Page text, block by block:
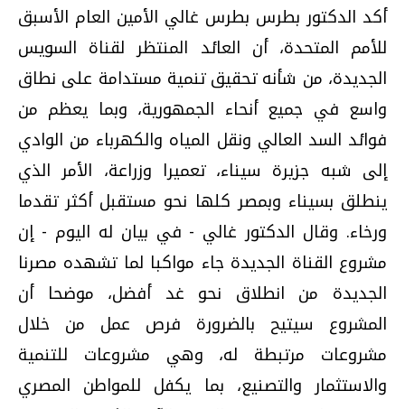
أكد الدكتور بطرس بطرس غالي الأمين العام الأسبق
للأمم المتحدة، أن العائد المنتظر لقناة السويس
الجديدة، من شأنه تحقيق تنمية مستدامة على نطاق
واسع في جميع أنحاء الجمهورية، وبما يعظم من
فوائد السد العالي ونقل المياه والكهرباء من الوادي
إلى شبه جزيرة سيناء، تعميرا وزراعة، الأمر الذي
ينطلق بسيناء وبمصر كلها نحو مستقبل أكثر تقدما
ورخاء. وقال الدكتور غالي - في بيان له اليوم - إن
مشروع القناة الجديدة جاء مواكبا لما تشهده مصرنا
الجديدة من انطلاق نحو غد أفضل، موضحا أن
المشروع سيتيح بالضرورة فرص عمل من خلال
مشروعات مرتبطة له، وهي مشروعات للتنمية
والاستثمار والتصنيع، بما يكفل للمواطن المصري